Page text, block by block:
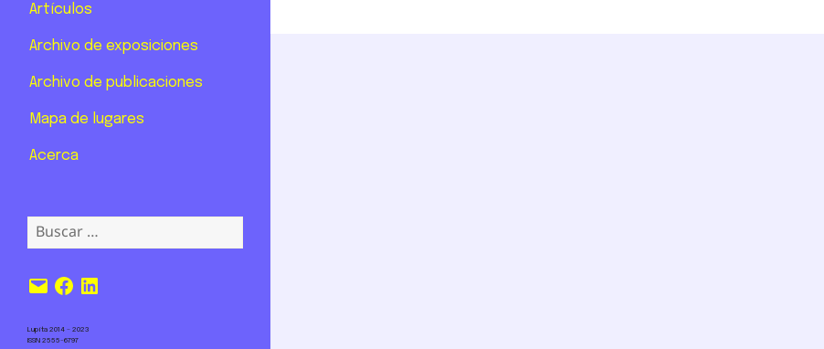
Artículos
Archivo de exposiciones
Archivo de publicaciones
Mapa de lugares
Acerca
Buscar:
Correo
electrónico
Facebook
LinkedIn
Lupita 2014 – 2023
ISSN 2555-6797